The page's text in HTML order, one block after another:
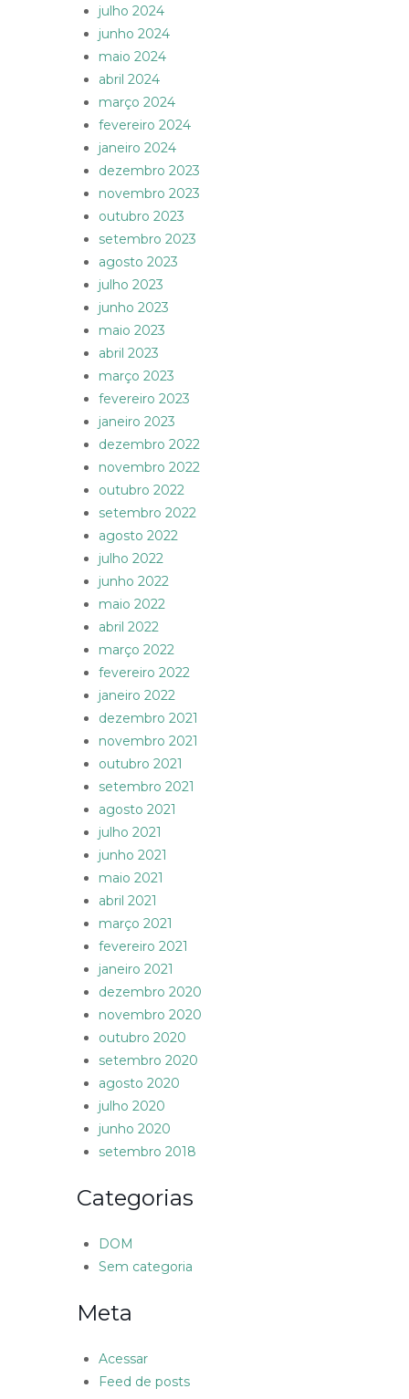
julho 2024
junho 2024
maio 2024
abril 2024
março 2024
fevereiro 2024
janeiro 2024
dezembro 2023
novembro 2023
outubro 2023
setembro 2023
agosto 2023
julho 2023
junho 2023
maio 2023
abril 2023
março 2023
fevereiro 2023
janeiro 2023
dezembro 2022
novembro 2022
outubro 2022
setembro 2022
agosto 2022
julho 2022
junho 2022
maio 2022
abril 2022
março 2022
fevereiro 2022
janeiro 2022
dezembro 2021
novembro 2021
outubro 2021
setembro 2021
agosto 2021
julho 2021
junho 2021
maio 2021
abril 2021
março 2021
fevereiro 2021
janeiro 2021
dezembro 2020
novembro 2020
outubro 2020
setembro 2020
agosto 2020
julho 2020
junho 2020
setembro 2018
Categorias
DOM
Sem categoria
Meta
Acessar
Feed de posts